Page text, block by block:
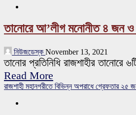
তানোরে আ’লীগ মনোনীত ৪ জন ও
নিউজডেস্ক November 13, 2021
তানোর প্রতিনিধি রাজশাহীর তানোরে
Read More
রাজশাহী মহানগরীতে বিভিন্ন অপরাধে গ্রেফতার ২৫